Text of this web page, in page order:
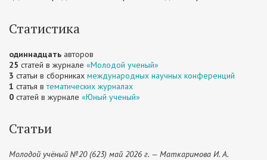
Статистика
одиннадцать авторов
25 статей в журнале «Молодой ученый»
3 статьи в сборниках международных научных конференций
1 статья втематических журналах
0 статей в журнале «Юный ученый»
Статьи
Молодой учёный №20 (623) май 2026 г. — Маткаримова И. А.